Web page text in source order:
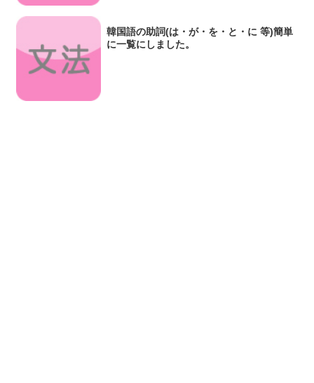
韓国語の助詞(は・が・を・と・に 等)簡単
に一覧にしました。